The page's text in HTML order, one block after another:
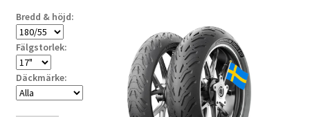
Bredd & höjd:
Fälgstorlek:
Däckmärke: